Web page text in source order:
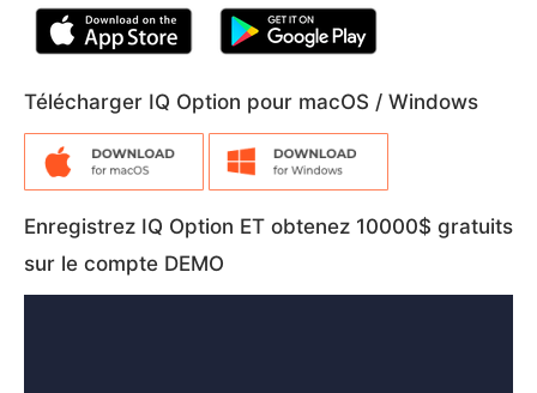
Télécharger IQ Option pour macOS / Windows
Enregistrez IQ Option ET obtenez 10000$ gratuits
sur le compte DEMO